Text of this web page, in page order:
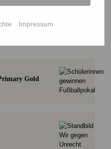
Gold
Impressum